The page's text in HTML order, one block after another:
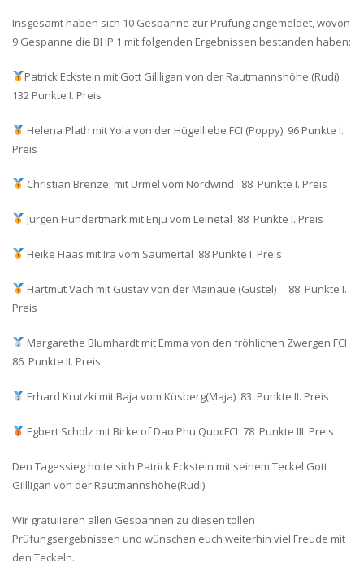
Insgesamt haben sich 10 Gespanne zur Prüfung angemeldet, wovon
9 Gespanne die BHP 1 mit folgenden Ergebnissen bestanden haben:
Patrick Eckstein mit Gott Gillligan von der Rautmannshöhe (Rudi)
132 Punkte I. Preis
Helena Plath mit Yola von der Hügelliebe FCI (Poppy) 96 Punkte I.
Preis
Christian Brenzei mit Urmel vom Nordwind 88 Punkte I. Preis
Jürgen Hundertmark mit Enju vom Leinetal 88 Punkte I. Preis
Heike Haas mit Ira vom Saumertal 88 Punkte I. Preis
Hartmut Vach mit Gustav von der Mainaue (Gustel) 88 Punkte I.
Preis
Margarethe Blumhardt mit Emma von den fröhlichen Zwergen FCI
86 Punkte II. Preis
Erhard Krutzki mit Baja vom Küsberg(Maja) 83 Punkte II. Preis
Egbert Scholz mit Birke of Dao Phu QuocFCI 78 Punkte III. Preis
Den Tagessieg holte sich Patrick Eckstein mit seinem Teckel Gott
Gillligan von der Rautmannshöhe(Rudi).
Wir gratulieren allen Gespannen zu diesen tollen
Prüfungsergebnissen und wünschen euch weiterhin viel Freude mit
den Teckeln.